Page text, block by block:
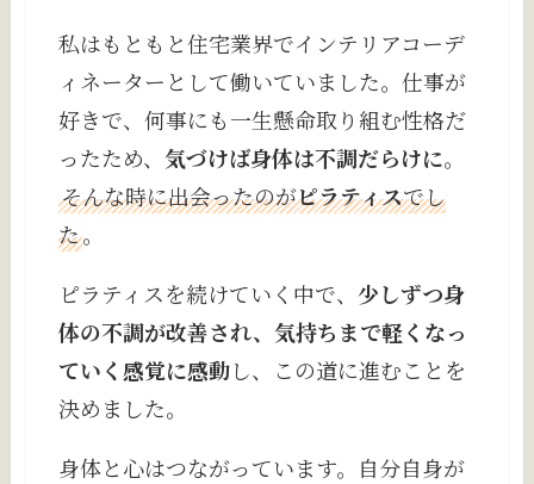
私はもともと住宅業界でインテリアコーデ
ィネーターとして働いていました。仕事が
好きで、何事にも一生懸命取り組む性格だ
ったため、気づけば身体は不調だらけに。
そんな時に出会ったのがピラティスでし
た。
ピラティスを続けていく中で、少しずつ身
体の不調が改善され、気持ちまで軽くなっ
ていく感覚に感動し、この道に進むことを
決めました。
身体と心はつながっています。自分自身が